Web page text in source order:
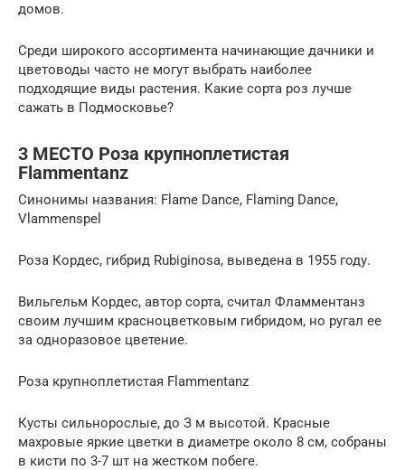
домов.
Среди широкого ассортимента начинающие дачники и
цветоводы часто не могут выбрать наиболее
подходящие виды растения. Какие сорта роз лучше
сажать в Подмосковье?
3 МЕСТО Роза крупноплетистая
Flammentanz
Синонимы названия: Flame Dance, Flaming Dance,
Vlammenspel
Роза Кордес, гибрид Rubiginosa, выведена в 1955 году.
Вильгельм Кордес, автор сорта, считал Фламментанз
своим лучшим красноцветковым гибридом, но ругал ее
за одноразовое цветение.
Роза крупноплетистая Flammentanz
Кусты сильнорослые, до З м высотой. Красные
махровые яркие цветки в диаметре около 8 см, собраны
в кисти по 3-7 шт на жестком побеге.